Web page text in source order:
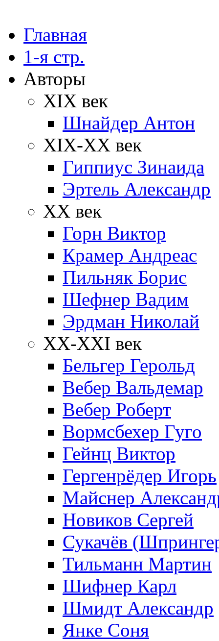
Главная
1-я стр.
Авторы
XIX век
Шнайдер Антон
XIX-XX век
Гиппиус Зинаида
Эртель Александр
XX век
Горн Виктор
Крамер Андреас
Пильняк Борис
Шефнер Вадим
Эрдман Николай
ХХ-XXI век
Бельгер Герольд
Вебер Вальдемар
Вебер Роберт
Вормсбехер Гуго
Гейнц Виктор
Гергенрёдер Игорь
Майснер
Новиков Сергей
Сукачёв
Тильманн Мартин
Шифнер Карл
Шмидт Александр
Янке Соня